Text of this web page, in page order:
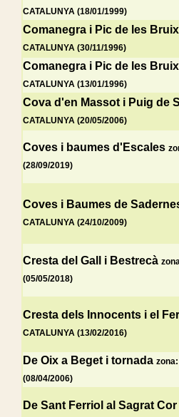
CATALUNYA (18/01/1999)
Comanegra i Pic de les
CATALUNYA (30/11/1996)
Comanegra i Pic de les
CATALUNYA (13/01/1996)
Cova d'en Massot i Puig de
CATALUNYA (20/05/2006)
Coves i baumes d'Escales
(28/09/2019)
Coves i Baumes de
CATALUNYA (24/10/2009)
Cresta del Gall i Bestrecà
(05/05/2018)
Cresta dels Innocents i el
CATALUNYA (13/02/2016)
De Oix a Beget i tornada
(08/04/2006)
De Sant Ferriol al Sagrat Cor